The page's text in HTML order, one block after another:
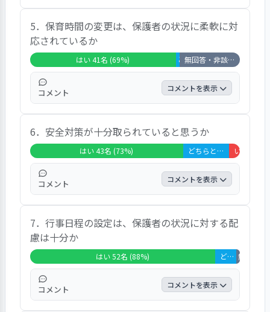
２％の保護者が「はい」、１４％の保護者が
「どちらともいえない」、２％の保護者が
「いいえ」、２％の保護者が「非該当」と回
答しています。
「設備の制限やコロナ禍という中で工夫して
対応してくださっています。また実施後にド
キュメンテーション等、振り返りのできる資
料をいただけるのも知識の向上に役立ってい
ると思います。園内での活動ばかりだと思い
ます。もう少し公園へ行って欲しいです。行
事、運動会、お遊戯会がなく他の園では当た
り前にしている事が無いので小学校に上がる
のがとても不安です。」などのご意見があ
り、６６％の保護者が「はい」、２２％の保
護者が「どちらともいえない」、１２％の保
護者が「いいえ」と回答しています。
5．保育時間の変更は、保護者の状況に柔軟に対
応されているか
はい 41名 (69%) どちらともいえない 1名
無回答・非該当 17名 (29%)
コメント コメントを表示
「夕方に連絡してもすぐに延長の対応をして
くれました。残業や通院でお迎えが遅れる際
にとても柔軟に対応していただきました。」
などのご意見があり、６９％の保護者が「は
い」、２％の保護者が「どちらともいえな
い」、２９％の保護者が「非該当」と回答し
ています。
6．安全対策が十分取られていると思うか
はい 43名 (73%) どちらともいえない 13名 (22%)
コメント コメントを表示
「子ども達の安全を守りながらもチャレンジ
心や危険への気づきをサポートしていただい
ていると思います。コロナになってから「お
迎え時の入室は３名まで」としていますが、
育休など早めにお迎え可能な方への配慮がな
く混みあう時間帯がある。子どもたちの状況
に合わせて柔軟に対応してくださっていま
7．行事日程の設定は、保護者の状況に対する配
慮は十分か
はい 52名 (88%) どちらともいえない 6名 (10%) 無回答・
コメント コメントを表示